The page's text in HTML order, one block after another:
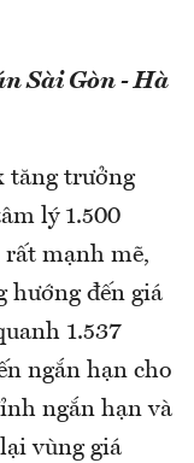
Sài Gòn - Hà
tăng trưởng
lý 1.500
mạnh mẽ,
hướng đến giá
1.537
ngắn hạn cho
ngắn hạn và
vùng giá